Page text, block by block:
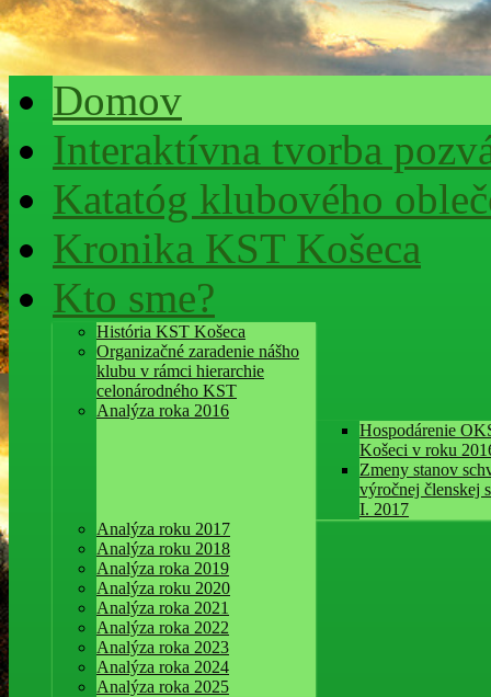
Domov
Interaktívna tvorba
Katatóg klubového
Kronika KST Košeca
Kto sme?
História KST Košeca
Organizačné zaradenie nášho
klubu v rámci hierarchie
celonárodného KST
Analýza roka 2016
Hospodárenie
Košeci v roku
Zmeny stanov
výročnej členskej
I. 2017
Analýza roku 2017
Analýza roku 2018
Analýza roka 2019
Analýza roku 2020
Analýza roka 2021
Analýza roka 2022
Analýza roka 2023
Analýza roka 2024
Analýza roka 2025